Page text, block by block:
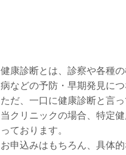
健康診断とは、診察や各種
病などの予防・早期発見に
ただ、一口に健康診断と言
当クリニックの場合、特定
っております。
お申込みはもちろん、具体